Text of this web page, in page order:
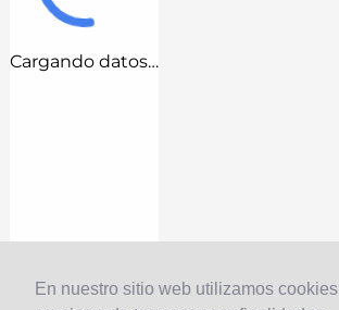
En nuestro sitio web utilizamos cookies
Cargando datos…